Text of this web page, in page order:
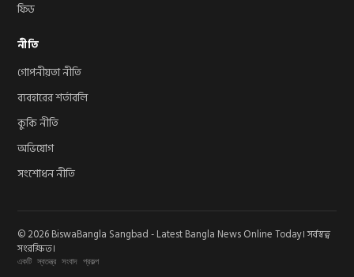
ফিড
নীতি
গোপনীয়তা নীতি
ব্যবহারের শর্তাবলি
কুকি নীতি
অভিযোগ
সংশোধন নীতি
© 2026 BiswaBangla Sangbad - Latest Bangla News Online Today। সর্বস্বত্ব
সংরক্ষিত।
একটি স্বতন্ত্র সংবাদ প্রকল্প